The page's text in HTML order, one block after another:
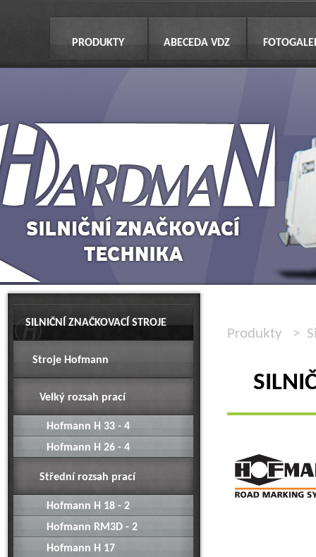
PRODUKTY ABECEDA VDZ
SILNIČNÍ ZNAČKOVACÍ STROJE
Stroje Hofmann
Velký rozsah prací
Hofmann H 33 - 4
Hofmann H 26 - 4
Střední rozsah prací
Hofmann H 18 - 2
Hofmann RM3D - 2
Hofmann H 17
Produkty >